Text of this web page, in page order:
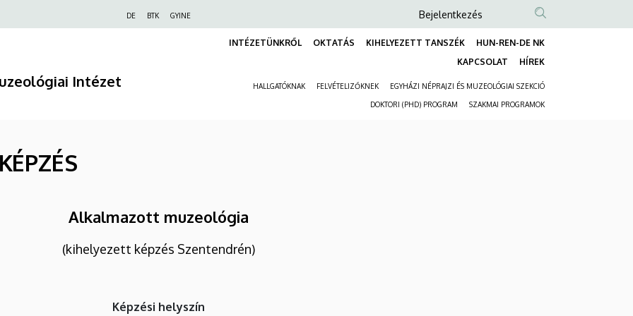
DE BTK GYINE
Anonim
Felhasználói
Bejelentkezés
Intézet
INTÉZETÜNKRŐL OKTATÁS KIHELYEZETT TANSZÉK
HUN-REN-DE NK
KAPCSOLAT
HÍREK
HALLGATÓKNAK FELVÉTELIZŐKNEK EGYHÁZI NÉPRAJZI ÉS MUZEOLÓGIAI SZEKCIÓ
DOKTORI (PHD) PROGRAM SZAKMAI PROGRAMOK
Alkalmazott muzeológia
(kihelyezett képzés Szentendrén)
Képzési helyszín